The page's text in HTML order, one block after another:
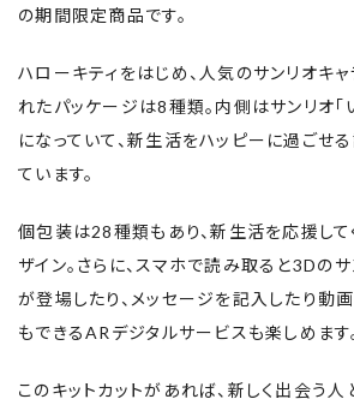
の期間限定商品です。
ハローキティをはじめ、人気のサンリオキャ
れたパッケージは8種類。内側はサンリオ「
になっていて、新生活をハッピーに過ごせ
ています。
個包装は28種類もあり、新生活を応援して
ザイン。さらに、スマホで読み取ると3Dの
が登場したり、メッセージを記入したり動
もできるARデジタルサービスも楽しめます
このキットカットがあれば、新しく出会う人